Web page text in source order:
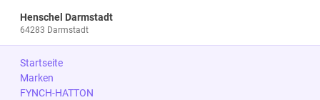
Henschel Darmstadt
64283 Darmstadt
Startseite
Marken
FYNCH-HATTON